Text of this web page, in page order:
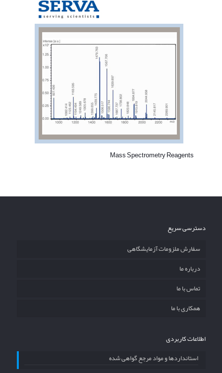
Mass Spectrometry Reagents
دسترسی سریع
سفارش ملزومات آزمایشگاهی
درباره ما
تماس با ما
همکاری با ما
اطلاعات کاربردی
استانداردها و مواد مرجع گواهی شده